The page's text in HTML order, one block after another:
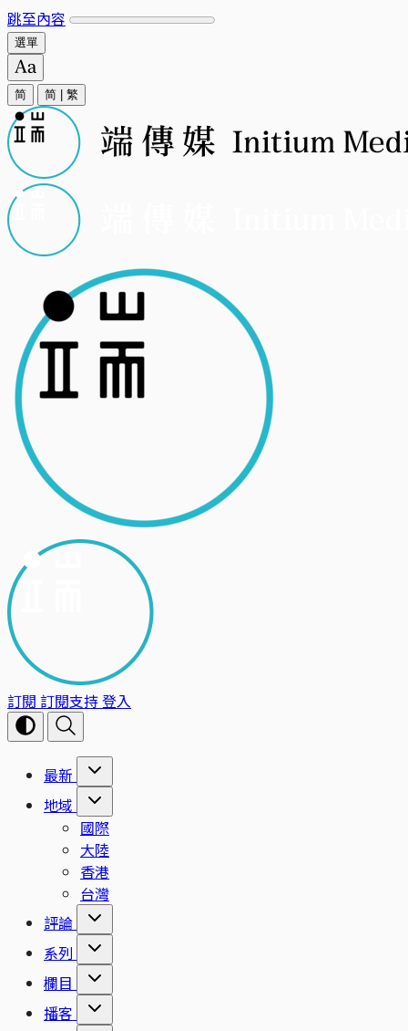
跳至內容
選單
简 简 繁
訂閱 訂閱支持登入
最新
地域
國際
大陸
香港
台灣
評論
系列
欄目
播客